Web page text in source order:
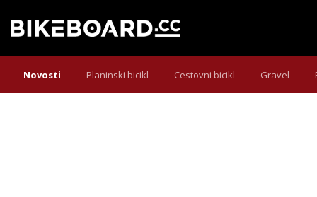
Novosti Planinski bicikl Cestovni bicikl Gravel